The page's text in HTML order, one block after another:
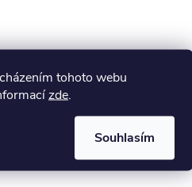
tohoto webu
zde.
Souhlasím
průhledným lakem.
zeď. Rohy bočních dílů police